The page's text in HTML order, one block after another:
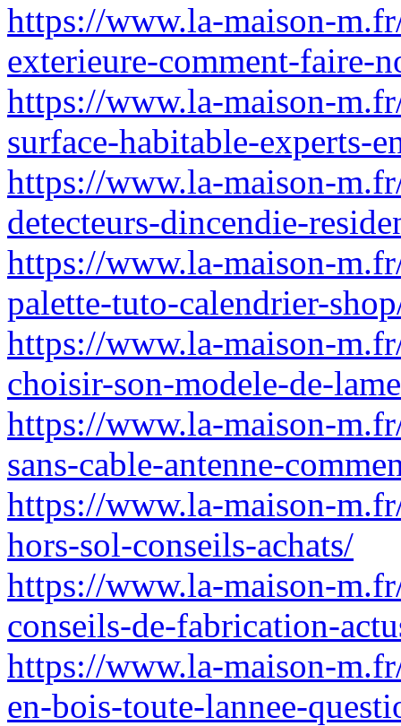
https://www.la-maison-
exterieure-comment-faire-
https://www.la-maison-
surface-habitable-experts-
https://www.la-maison-
detecteurs-dincendie-
https://www.la-maison-
palette-tuto-calendrier-
https://www.la-maison-
choisir-son-modele-de-
https://www.la-maison-
sans-cable-antenne-
https://www.la-maison-
hors-sol-conseils-achats/
https://www.la-maison-
conseils-de-fabrication-
https://www.la-maison-
en-bois-toute-lannee-